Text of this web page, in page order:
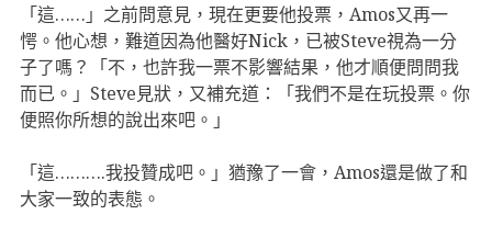
「這……」之前問意見，現在更要他投票，Amos又再一
愕。他心想，難道因為他醫好Nick，已被Steve視為一分
子了嗎？「不，也許我一票不影響結果，他才順便問問我
而已。」Steve見狀，又補充道：「我們不是在玩投票。你
便照你所想的說出來吧。」
「這……….我投贊成吧。」猶豫了一會，Amos還是做了和
大家一致的表態。